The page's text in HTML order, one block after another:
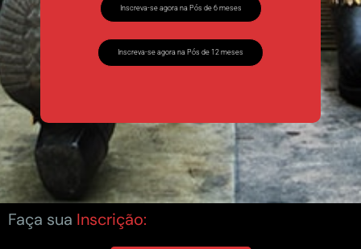
Inscreva-se agora na Pós de 6 meses
Inscreva-se agora na Pós de 12 meses
Faça sua Inscrição: